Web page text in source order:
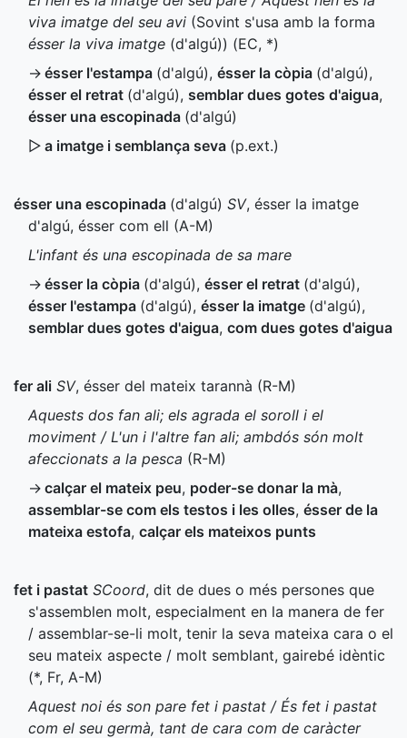
viva imatge del seu avi (Sovint s'usa amb la forma
ésser la viva imatge (d'algú)) (EC, *)
→ ésser l'estampa (d'algú), ésser la còpia (d'algú),
ésser el retrat (d'algú), semblar dues gotes d'aigua,
ésser una escopinada (d'algú)
▷ a imatge i semblança seva (p.ext.)
ésser una escopinada (d'algú) SV, ésser la imatge
d'algú, ésser com ell (A-M)
L'infant és una escopinada de sa mare
→ ésser la còpia (d'algú), ésser el retrat (d'algú),
ésser l'estampa (d'algú), ésser la imatge (d'algú),
semblar dues gotes d'aigua, com dues gotes d'aigua
fer ali SV, ésser del mateix tarannà (R-M)
Aquests dos fan ali; els agrada el soroll i el
moviment / L'un i l'altre fan ali; ambdós són molt
afeccionats a la pesca (R-M)
→ calçar el mateix peu, poder-se donar la mà,
assemblar-se com els testos i les olles, ésser de la
mateixa estofa, calçar els mateixos punts
fet i pastat SCoord, dit de dues o més persones que
s'assemblen molt, especialment en la manera de fer
/ assemblar-se-li molt, tenir la seva mateixa cara o el
seu mateix aspecte / molt semblant, gairebé idèntic
(*, Fr, A-M)
Aquest noi és son pare fet i pastat / És fet i pastat
com el seu germà, tant de cara com de caràcter